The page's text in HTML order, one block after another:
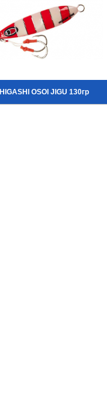
HIGASHI OSOI JIGU 130гр